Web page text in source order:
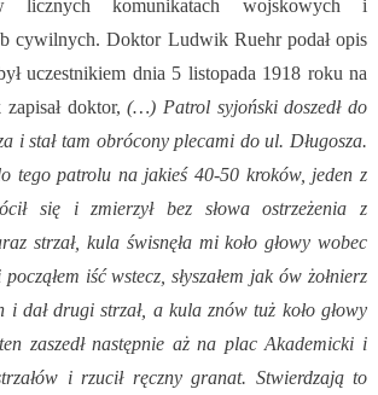
licznych komunikatach wojskowych i
cywilnych. Doktor Ludwik Ruehr podał opis
uczestnikiem dnia 5 listopada 1918 roku na
zapisał doktor,(…) Patrol syjoński doszedł do
i stał tam obrócony plecami do ul. Długosza.
tego patrolu na jakieś 40-50 kroków, jeden z
się i zmierzył bez słowa ostrzeżenia z
strzał, kula świsnęła mi koło głowy wobec
iść wstecz, słyszałem jak ów żołnierz
i dał drugi strzał, a kula znów tuż koło głowy
zaszedł następnie aż na plac Akademicki i
i rzucił ręczny granat. Stwierdzają to